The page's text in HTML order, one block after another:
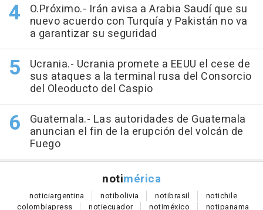
O.Próximo.- Irán avisa a Arabia Saudí que su
nuevo acuerdo con Turquía y Pakistán no va
a garantizar su seguridad
Ucrania.- Ucrania promete a EEUU el cese de
sus ataques a la terminal rusa del Consorcio
del Oleoducto del Caspio
Guatemala.- Las autoridades de Guatemala
anuncian el fin de la erupción del volcán de
Fuego
notimérica
noticiargentina notibolivia notibrasil notichile
colombiapress notiecuador notiméxico notipanama